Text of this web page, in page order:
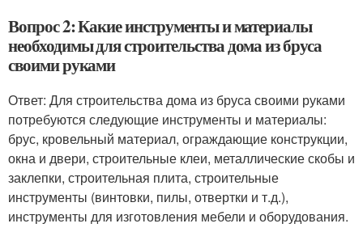
Вопрос 2: Какие инструменты и материалы
необходимы для строительства дома из бруса
своими руками
Ответ: Для строительства дома из бруса своими руками
потребуются следующие инструменты и материалы:
брус, кровельный материал, ограждающие конструкции,
окна и двери, строительные клеи, металлические скобы и
заклепки, строительная плита, строительные
инструменты (винтовки, пилы, отвертки и т.д.),
инструменты для изготовления мебели и оборудования.